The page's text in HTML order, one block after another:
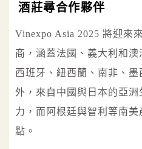
酒莊尋合作夥伴
Vinexpo Asia 2025 將迎來
商，涵蓋法國、義大利和
西班牙、紐西蘭、南非、
外，來自中國與日本的亞
力，而阿根廷與智利等南
點。